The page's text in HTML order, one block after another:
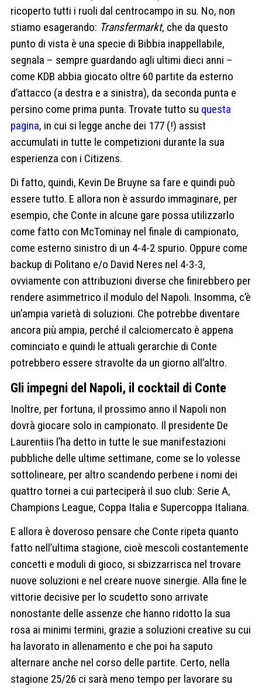
ricoperto tutti i ruoli dal centrocampo in su. No, non
stiamo esagerando: Transfermarkt, che da questo
punto di vista è una specie di Bibbia inappellabile,
segnala – sempre guardando agli ultimi dieci anni –
come KDB abbia giocato oltre 60 partite da esterno
d’attacco (a destra e a sinistra), da seconda punta e
persino come prima punta. Trovate tutto su questa
pagina, in cui si legge anche dei 177 (!) assist
accumulati in tutte le competizioni durante la sua
esperienza con i Citizens.
Di fatto, quindi, Kevin De Bruyne sa fare e quindi può
essere tutto. E allora non è assurdo immaginare, per
esempio, che Conte in alcune gare possa utilizzarlo
come fatto con McTominay nel finale di campionato,
come esterno sinistro di un 4-4-2 spurio. Oppure come
backup di Politano e/o David Neres nel 4-3-3,
ovviamente con attribuzioni diverse che finirebbero per
rendere asimmetrico il modulo del Napoli. Insomma, c’è
un’ampia varietà di soluzioni. Che potrebbe diventare
ancora più ampia, perché il calciomercato è appena
cominciato e quindi le attuali gerarchie di Conte
potrebbero essere stravolte da un giorno all’altro.
Gli impegni del Napoli, il cocktail di Conte
Inoltre, per fortuna, il prossimo anno il Napoli non
dovrà giocare solo in campionato. Il presidente De
Laurentiis l’ha detto in tutte le sue manifestazioni
pubbliche delle ultime settimane, come se lo volesse
sottolineare, per altro scandendo perbene i nomi dei
quattro tornei a cui parteciperà il suo club: Serie A,
Champions League, Coppa Italia e Supercoppa Italiana.
E allora è doveroso pensare che Conte ripeta quanto
fatto nell’ultima stagione, cioè mescoli costantemente
concetti e moduli di gioco, si sbizzarrisca nel trovare
nuove soluzioni e nel creare nuove sinergie. Alla fine le
vittorie decisive per lo scudetto sono arrivate
nonostante delle assenze che hanno ridotto la sua
rosa ai minimi termini, grazie a soluzioni creative su cui
ha lavorato in allenamento e che poi ha saputo
alternare anche nel corso delle partite. Certo, nella
stagione 25/26 ci sarà meno tempo per lavorare su